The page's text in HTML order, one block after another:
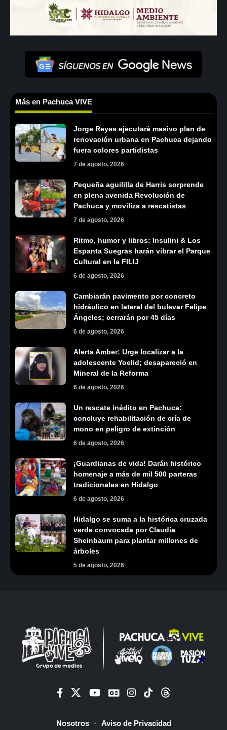
Más en Pachuca VIVE
Jorge Reyes ejecutará masivo plan de
renovación urbana en Pachuca dejando
fuera colores partidistas
7 de agosto, 2026
Pequeña aguililla de Harris sorprende
en plena avenida Revolución de
Pachuca y moviliza a rescatistas
7 de agosto, 2026
Ritmo, humor y libros: Insulini & Los
Espanta Suegras harán vibrar el Parque
Cultural en la FILIJ
6 de agosto, 2026
Cambiarán pavimento por concreto
hidráulico en lateral del bulevar Felipe
Ángeles; cerrarán por 45 días
6 de agosto, 2026
Alerta Amber: Urge localizar a la
adolescente Yoelid; desapareció en
Mineral de la Reforma
6 de agosto, 2026
Un rescate inédito en Pachuca:
concluye rehabilitación de cría de
mono en peligro de extinción
6 de agosto, 2026
¡Guardianas de vida! Darán histórico
homenaje a más de mil 500 parteras
tradicionales en Hidalgo
6 de agosto, 2026
Hidalgo se suma a la histórica cruzada
verde convocada por Claudia
Sheinbaum para plantar millones de
árboles
5 de agosto, 2026
Nosotros Aviso de Privacidad